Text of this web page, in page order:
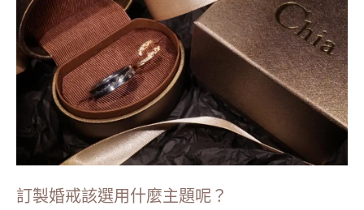
訂製婚戒該選用什麼主題呢？